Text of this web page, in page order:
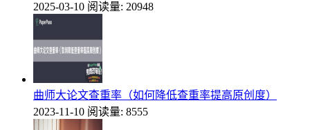
2025-03-10 阅读量: 20948
曲师大论文查重率（如何降低查重率提高原创度）
2023-11-10 阅读量: 8555